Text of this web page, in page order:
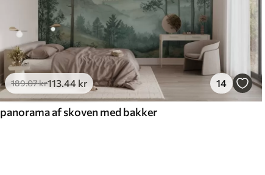
189.07kr113.44 kr 14
panorama af skoven med bakker